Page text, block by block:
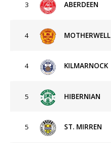
3 ABERDEEN
4 MOTHERWELL
4 KILMARNOCK
5 HIBERNIAN
5 ST. MIRREN